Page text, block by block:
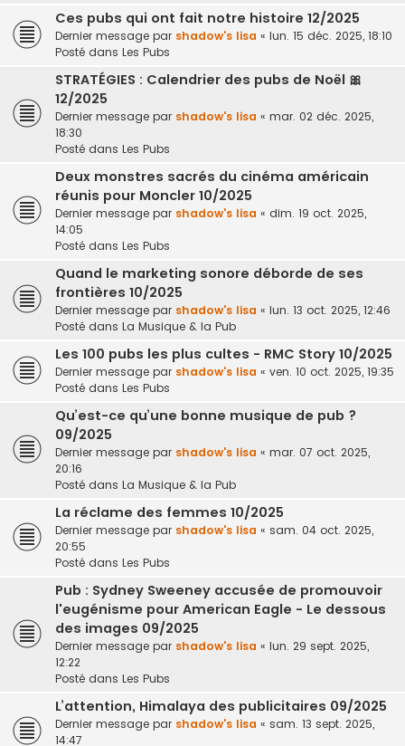
Ces pubs qui ont fait notre histoire 12/2025
Dernier message par shadow's lisa « lun. 15 déc. 2025, 18:10
Posté dans Les Pubs
STRATÉGIES : Calendrier des pubs de Noël 🎀
12/2025
Dernier message par shadow's lisa « mar. 02 déc. 2025,
18:30
Posté dans Les Pubs
Deux monstres sacrés du cinéma américain
réunis pour Moncler 10/2025
Dernier message par shadow's lisa « dim. 19 oct. 2025,
14:05
Posté dans Les Pubs
Quand le marketing sonore déborde de ses
frontières 10/2025
Dernier message par shadow's lisa « lun. 13 oct. 2025, 12:46
Posté dans La Musique & la Pub
Les 100 pubs les plus cultes - RMC Story 10/2025
Dernier message par shadow's lisa « ven. 10 oct. 2025, 19:35
Posté dans Les Pubs
Qu’est-ce qu’une bonne musique de pub ?
09/2025
Dernier message par shadow's lisa « mar. 07 oct. 2025,
20:16
Posté dans La Musique & la Pub
La réclame des femmes 10/2025
Dernier message par shadow's lisa « sam. 04 oct. 2025,
20:55
Posté dans Les Pubs
Pub : Sydney Sweeney accusée de promouvoir
l'eugénisme pour American Eagle - Le dessous
des images 09/2025
Dernier message par shadow's lisa « lun. 29 sept. 2025,
12:22
Posté dans Les Pubs
L’attention, Himalaya des publicitaires 09/2025
Dernier message par shadow's lisa « sam. 13 sept. 2025,
14:47